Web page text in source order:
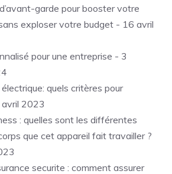
garde pour booster votre
exploser votre budget - 16 avril
pour une entreprise - 3
quels critères pour
2023
: quelles sont les différentes
que cet appareil fait travailler ?
securite : comment assurer